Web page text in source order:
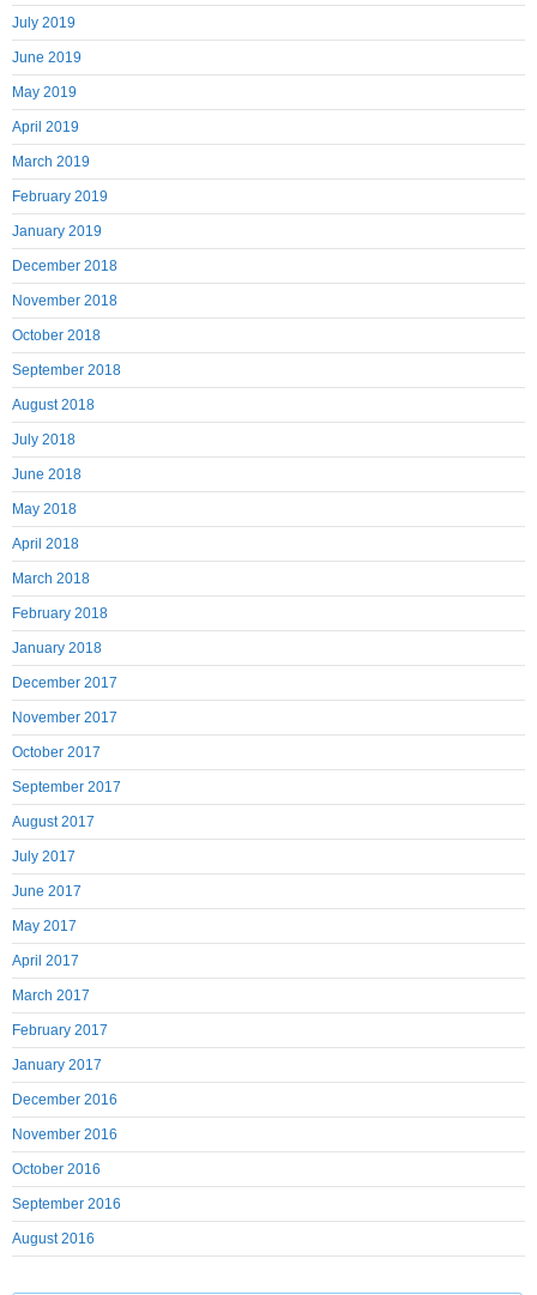
July 2019
June 2019
May 2019
April 2019
March 2019
February 2019
January 2019
December 2018
November 2018
October 2018
September 2018
August 2018
July 2018
June 2018
May 2018
April 2018
March 2018
February 2018
January 2018
December 2017
November 2017
October 2017
September 2017
August 2017
July 2017
June 2017
May 2017
April 2017
March 2017
February 2017
January 2017
December 2016
November 2016
October 2016
September 2016
August 2016